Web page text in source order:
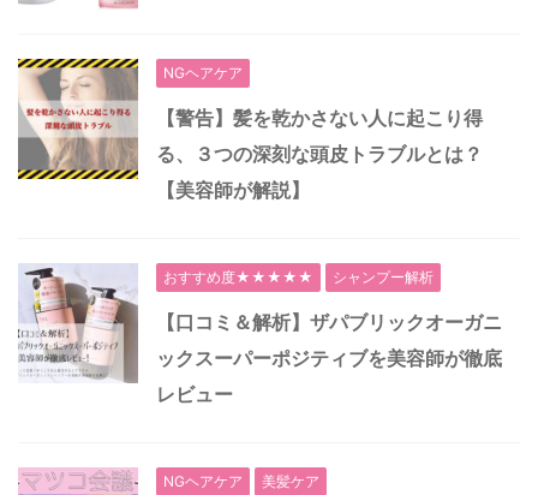
NGヘアケア
【警告】髪を乾かさない人に起こり得
る、３つの深刻な頭皮トラブルとは？
【美容師が解説】
おすすめ度★★★★★ シャンプー解析
【口コミ＆解析】ザパブリックオーガニ
ックスーパーポジティブを美容師が徹底
レビュー
NGヘアケア 美髪ケア